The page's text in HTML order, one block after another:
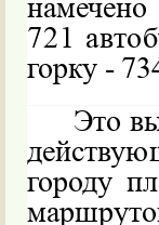
721
горку -
Это
городу